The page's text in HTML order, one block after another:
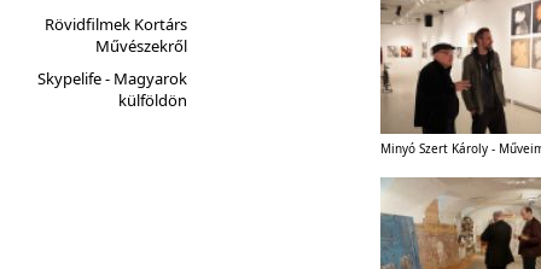
Rövidfilmek Kortárs
Művészekről
Skypelife - Magyarok
külföldön
Minyó Szert Károly -